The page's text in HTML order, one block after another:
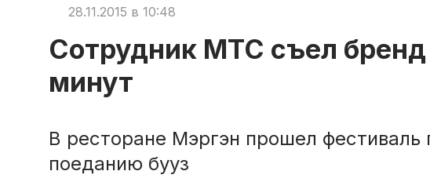
28.11.2015 в 10:48
Сотрудник МТС съел бренд
минут
В ресторане Мэргэн прошел фестиваль
поеданию бууз